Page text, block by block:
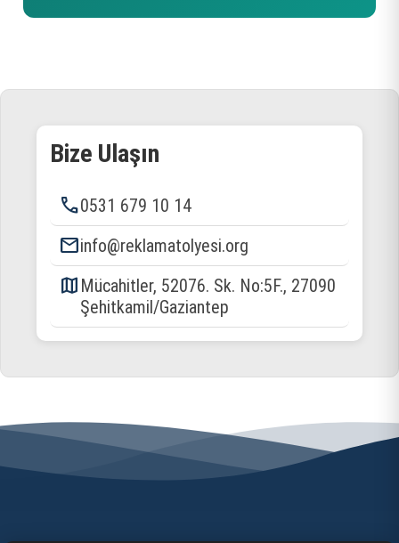
Bize Ulaşın
phone0531 679 10 14
emailinfo@reklamatolyesi.org
map Mücahitler, 52076. Sk. No:5F., 27090
Şehitkamil/Gaziantep